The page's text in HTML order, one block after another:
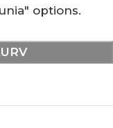
options.